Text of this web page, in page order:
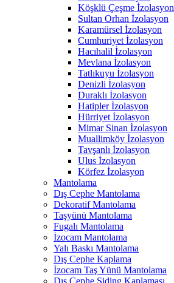
Köşklü Çeşme İzolasyon
Sultan Orhan İzolasyon
Karamürsel İzolasyon
Cumhuriyet İzolasyon
Hacıhalil İzolasyon
Mevlana İzolasyon
Tatlıkuyu İzolasyon
Denizli İzolasyon
Duraklı İzolasyon
Hatipler İzolasyon
Hürriyet İzolasyon
Mimar Sinan İzolasyon
Muallimköy İzolasyon
Tavşanlı İzolasyon
Ulus İzolasyon
Körfez İzolasyon
Mantolama
Dış Cephe Mantolama
Dekoratif Mantolama
Taşyünü Mantolama
Fugalı Mantolama
İzocam Mantolama
Yalı Baskı Mantolama
Dış Cephe Kaplama
İzocam Taş Yünü Mantolama